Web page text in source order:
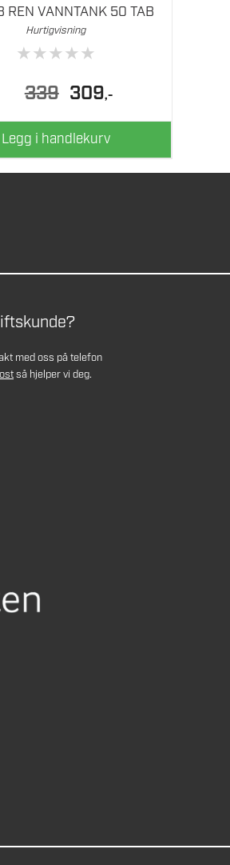
REN VANNTANK 50 TAB
Hurtigvisning
★★★★★
339
Opprinnelig
pris
var:
339.
309Nåværende
pris
er:
309.
,-
Legg i handlekurv
med oss på telefon
så hjelper vi deg.